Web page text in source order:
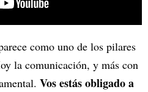
como uno de los pilares
la comunicación, y más con
Vos estás obligado a